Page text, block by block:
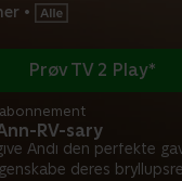
•
RV-sary
Andi den perfekte
deres
Prøv TV 2 Play*
abonnement